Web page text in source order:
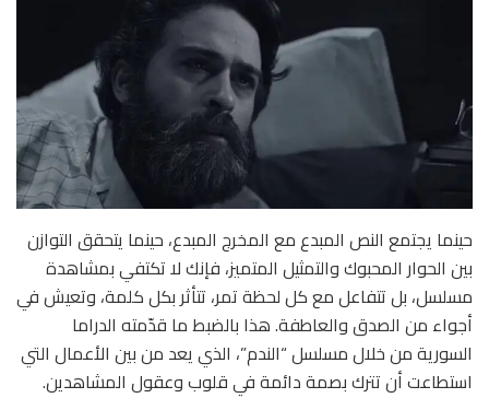
حينما يجتمع النص المبدع مع المخرج المبدع، حينما يتحقق التوازن
بين الحوار المحبوك والتمثيل المتميز، فإنك لا تكتفي بمشاهدة
مسلسل، بل تتفاعل مع كل لحظة تمر، تتأثر بكل كلمة، وتعيش في
أجواء من الصدق والعاطفة. هذا بالضبط ما قدّمته الدراما
السورية من خلال مسلسل “الندم”، الذي يعد من بين الأعمال التي
استطاعت أن تترك بصمة دائمة في قلوب وعقول المشاهدين.